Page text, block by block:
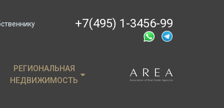
+7(495) 1-3456-99
РЕГИОНАЛЬНАЯ
НЕДВИЖИМОСТЬ
РЕГИОНАЛЬНАЯ
НЕДВИЖИМОСТЬ